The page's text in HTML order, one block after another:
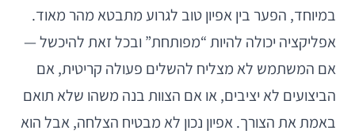
במיוחד, הפער בין אפיון טוב לגרוע מתבטא מהר מאוד.
אפליקציה יכולה להיות “מפותחת” ובכל זאת להיכשל —
אם המשתמש לא מצליח להשלים פעולה קריטית, אם
הביצועים לא יציבים, או אם הצוות בנה משהו שלא תואם
באמת את הצורך. אפיון נכון לא מבטיח הצלחה, אבל הוא